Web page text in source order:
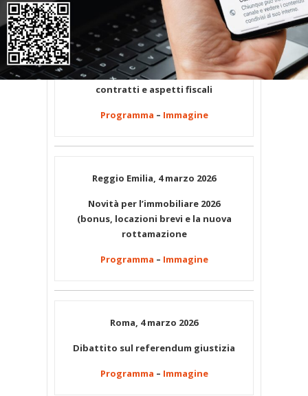
Chiavari, 4 marzo 2026
Incontri formativi e di
aggiornamento per proprietari –
Affittare casa: tipologie di
contratti e aspetti fiscali
Programma – Immagine
Reggio Emilia, 4 marzo 2026
Novità per l’immobiliare 2026
(bonus, locazioni brevi e la nuova
rottamazione
Programma – Immagine
Roma, 4 marzo 2026
Dibattito sul referendum giustizia
Programma – Immagine